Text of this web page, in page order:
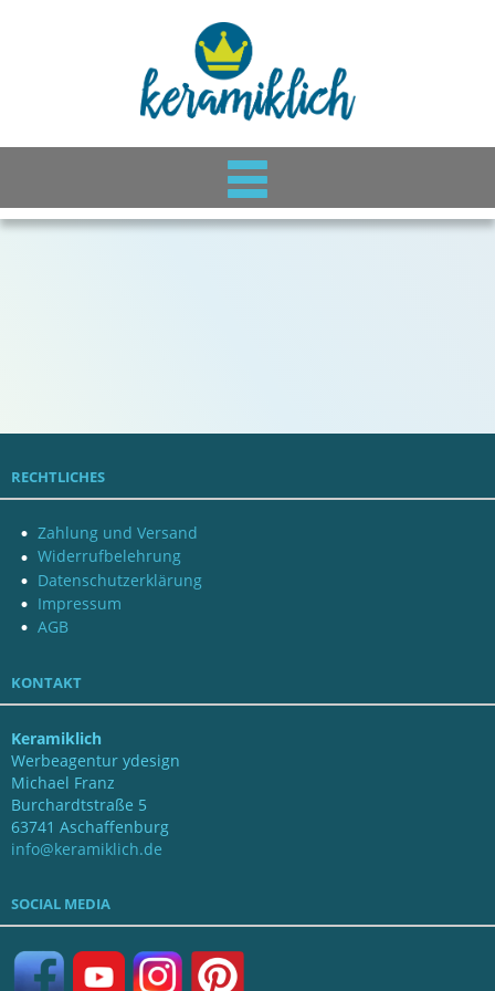
RECHTLICHES
Zahlung und Versand
Widerrufbelehrung
Datenschutzerklärung
Impressum
AGB
KONTAKT
Keramiklich
Werbeagentur ydesign
Michael Franz
Burchardtstraße 5
63741 Aschaffenburg
info@keramiklich.de
SOCIAL MEDIA